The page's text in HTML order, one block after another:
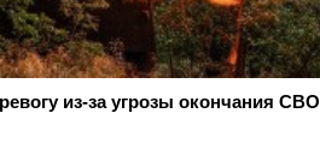
из-за угрозы окончания СВО